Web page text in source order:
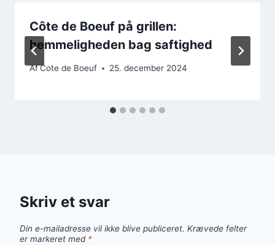
Côte de Boeuf på grillen:
hemmeligheden bag saftighed
AfCote de Boeuf 25. december 2024
Skriv et svar
Din e-mailadresse vil ikke blive publiceret. Krævede felter
er markeret med *